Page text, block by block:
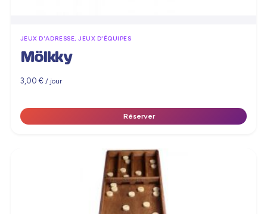
JEUX D'ADRESSE, JEUX D'ÉQUIPES
Mölkky
3,00€ / jour
Réserver